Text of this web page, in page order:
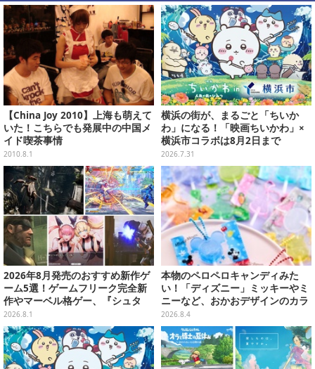
【China Joy 2010】上海も萌えて
いた！こちらでも発展中の中国メ
イド喫茶事情
2010.8.1
横浜の街が、まるごと「ちいか
わ」になる！「映画ちいかわ」×
横浜市コラボは8月2日まで
2026.7.31
2026年8月発売のおすすめ新作ゲ
ーム5選！ゲームフリーク完全新
作やマーベル格ゲー、『シュタ
ゲ』リブートなど注目作が目白押
し【特集】
2026.8.1
本物のペロペロキャンディみた
い！「ディズニー」ミッキーやミ
ニーなど、おかおデザインのカラ
フルチャーム全10種が8月31日発
売
2026.8.4